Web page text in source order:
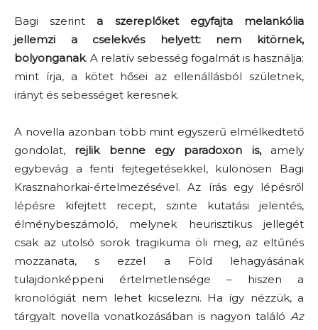
Bagi szerint a szereplőket egyfajta melankólia
jellemzi a cselekvés helyett: nem kitörnek,
bolyonganak. A relatív sebesség fogalmát is használja:
mint írja, a kötet hősei az ellenállásból születnek,
irányt és sebességet keresnek.
A novella azonban több mint egyszerű elmélkedtető
gondolat, rejlik benne egy paradoxon is,amely
egybevág a fenti fejtegetésekkel, különösen Bagi
Krasznahorkai-értelmezésével. Az írás egy lépésről
lépésre kifejtett recept, szinte kutatási jelentés,
élménybeszámoló, melynek heurisztikus jellegét
csak az utolsó sorok tragikuma öli meg, az eltűnés
mozzanata, s ezzel a Föld lehagyásának
tulajdonképpeni értelmetlensége – hiszen a
kronológiát nem lehet kicselezni. Ha így nézzük, a
tárgyalt novella vonatkozásában is nagyon találó Az